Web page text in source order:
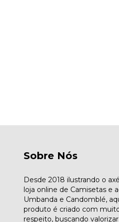
Sobre Nós
Desde 2018 ilustrando o
loja online de Camisetas e
Umbanda e Candomblé,
produto é criado com
respeito, buscando